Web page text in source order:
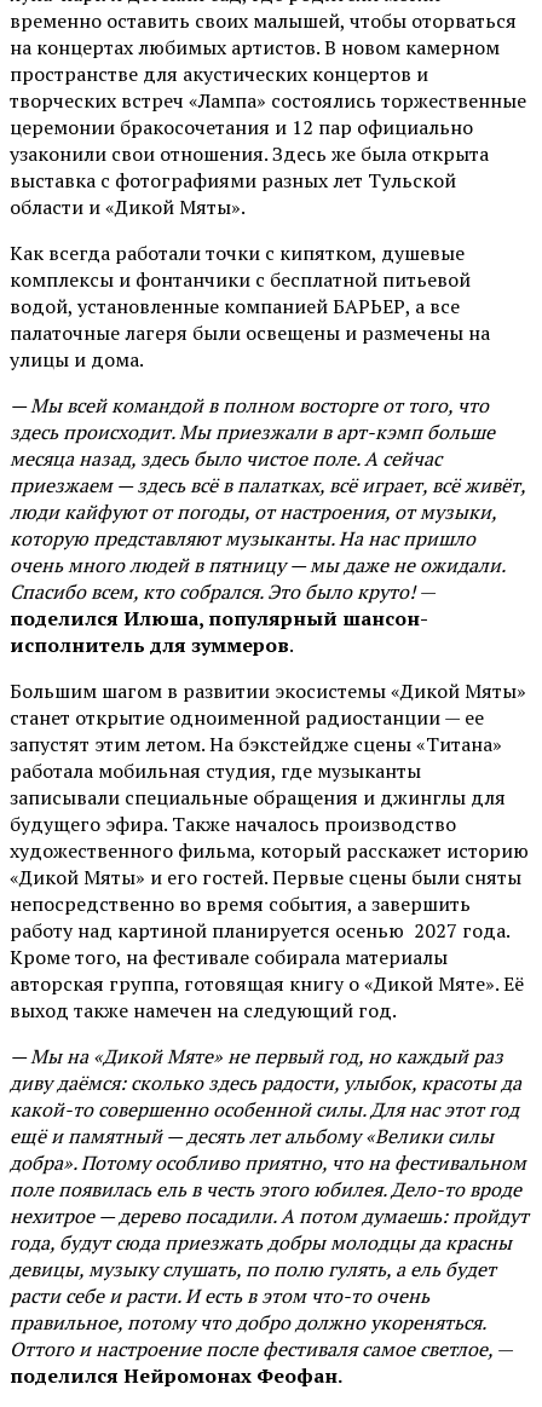
временно оставить своих малышей, чтобы оторваться
на концертах любимых артистов. В новом камерном
пространстве для акустических концертов и
творческих встреч «Лампа» состоялись торжественные
церемонии бракосочетания и 12 пар официально
узаконили свои отношения. Здесь же была открыта
выставка с фотографиями разных лет Тульской
области и «Дикой Мяты».
Как всегда работали точки с кипятком, душевые
комплексы и фонтанчики с бесплатной питьевой
водой, установленные компанией БАРЬЕР, а все
палаточные лагеря были освещены и размечены на
улицы и дома.
— Мы всей командой в полном восторге от того, что
здесь происходит. Мы приезжали в арт-кэмп больше
месяца назад, здесь было чистое поле. А сейчас
приезжаем — здесь всё в палатках, всё играет, всё живёт,
люди кайфуют от погоды, от настроения, от музыки,
которую представляют музыканты. На нас пришло
очень много людей в пятницу — мы даже не ожидали.
Спасибо всем, кто собрался. Это было круто!—
поделился Илюша, популярный шансон-
исполнитель для зуммеров.
Большим шагом в развитии экосистемы «Дикой Мяты»
станет открытие одноименной радиостанции — ее
запустят этим летом. На бэкстейдже сцены «Титана»
работала мобильная студия, где музыканты
записывали специальные обращения и джинглы для
будущего эфира. Также началось производство
художественного фильма, который расскажет историю
«Дикой Мяты» и его гостей. Первые сцены были сняты
непосредственно во время события, а завершить
работу над картиной планируется осенью 2027 года.
Кроме того, на фестивале собирала материалы
авторская группа, готовящая книгу о «Дикой Мяте». Её
выход также намечен на следующий год.
— Мы на «Дикой Мяте» не первый год, но каждый раз
диву даёмся: сколько здесь радости, улыбок, красоты да
какой-то совершенно особенной силы. Для нас этот год
ещё и памятный — десять лет альбому «Велики силы
добра». Потому особливо приятно, что на фестивальном
поле появилась ель в честь этого юбилея. Дело-то вроде
нехитрое — дерево посадили. А потом думаешь: пройдут
года, будут сюда приезжать добры молодцы да красны
девицы, музыку слушать, по полю гулять, а ель будет
расти себе и расти. И есть в этом что-то очень
правильное, потому что добро должно укореняться.
Оттого и настроение после фестиваля самое светлое, —
поделился Нейромонах Феофан.